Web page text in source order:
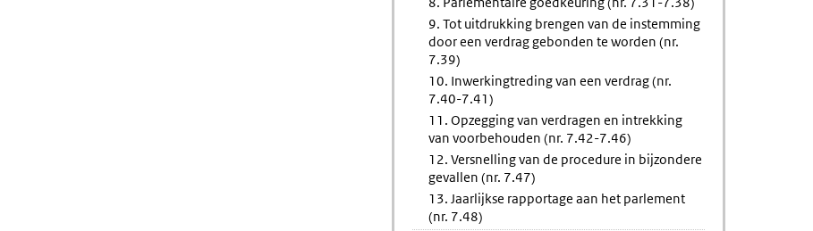
9. Tot uitdrukking brengen van de instemming
door een verdrag gebonden te worden (nr.
7.39)
10. Inwerkingtreding van een verdrag (nr.
7.40-7.41)
11. Opzegging van verdragen en intrekking
van voorbehouden (nr. 7.42-7.46)
12. Versnelling van de procedure in bijzondere
gevallen (nr. 7.47)
13. Jaarlijkse rapportage aan het parlement
(nr. 7.48)